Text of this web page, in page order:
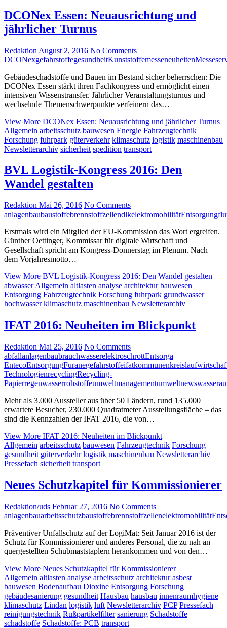
DCONex Essen: Neuausrichtung und
jährlicher Turnus
Redaktion August 2, 2016 No Comments
DCONexgefahrstoffegesundheitKunststoffemesseneuheiten
Gebäudeschadstoffe und Bauen im Bestand sicher beherrschen: Die
DCONex Essen stärkt ihren Fachkongress und ermöglicht einen
intensiven Wissenstransfer. Jährlicher Veranstaltungsturnus und
wechselnde Themenschwerpunkte verfeinern das…
View More DCONex Essen: Neuausrichtung und jährlicher Turnus
Allgemein arbeitsschutz bauwesen Energie Fahrzeugtechnik
Forschung fuhrpark güterverkehr klimaschutz logistik maschinenbau
Newsletterarchiv sicherheit spedition transport
BVL Logistik-Kongress 2016: Den
Wandel gestalten
Redaktion Mai 26, 2016 No Comments
anlagenbaubaustoffebrennstoffzellendlkelektromobilitätEntsorgung
Erstmals wird ein Mitglied der EU-Kommission das Wort ergreifen.
Günther Oettinger, Kommissar für digitale Wirtschaft und
Gesellschaft spricht am Kongress-Donnerstag im Plenum. Nach
dem Vorjahresmotto…
View More BVL Logistik-Kongress 2016: Den Wandel gestalten
abwasser Allgemein altlasten analyse architektur bauwesen
Entsorgung Fahrzeugtechnik Forschung fuhrpark grundwasser
hochwasser klimaschutz maschinenbau Newsletterarchiv
IFAT 2016: Neuheiten im Blickpunkt
Redaktion Mai 25, 2016 No Comments
abfallanlagenbaubrauchwasserelektroschrottEntsorga
EntecoEntsorgungFuranegefahrstoffeifatkommunen
TechnologienrecyclingRecycling-
Papierregenwasserrohstoffeumweltmanagementumweltnews
Mehr als 3.000 Aussteller aus über 50 Ländern, rund 135.000
erwartete Besucher, 230.000 Quadratmeter Ausstellungsfläche – das
sind die Kennzahlen der IFAT 2016, die von…
View More IFAT 2016: Neuheiten im Blickpunkt
Allgemein arbeitsschutz bauwesen Fahrzeugtechnik Forschung
gesundheit güterverkehr logistik maschinenbau Newsletterarchiv
Pressefach sicherheit transport
Neues Schutzkapitel für Kommissionierer
Redaktion/uds Februar 27, 2016 No Comments
anlagenbauarbeitsschutzbaustoffebrennstoffzellenelektromobilität
Präventiver Unfallschutz auf der LogiMat: Seit Januar 2016 ist der
Schutz für Kommissionierer und anderes Personal, die zu nah an
quergestellten Schubmaststaplern herankommen und von den…
View More Neues Schutzkapitel für Kommissionierer
Allgemein altlasten analyse arbeitsschutz architektur asbest
bauwesen Bodenaufbau Dioxine Entsorgung Forschung
gebäudesanierung gesundheit Hausbau hausbau innenraumhygiene
klimaschutz Lindan logistik luft Newsletterarchiv PCP Pressefach
reinigungstechnik Rußpartikelfilter sanierung Schadstoffe
schadstoffe Schadstoffe: PCB transport